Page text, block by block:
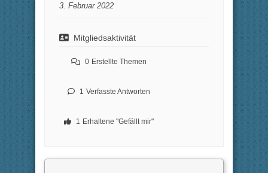
3. Februar 2022
Mitgliedsaktivität
0 Erstellte Themen
1 Verfasste Antworten
1 Erhaltene "Gefällt mir"